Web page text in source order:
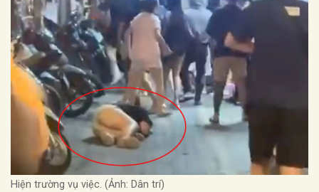
Hiện trường vụ việc. (Ảnh: Dân trí)